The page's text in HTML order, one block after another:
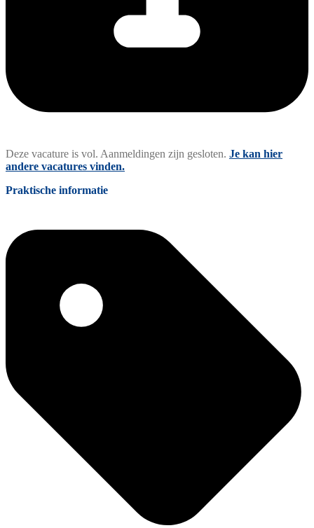
Deze vacature is vol. Aanmeldingen zijn gesloten. Je kan hier
andere vacatures vinden.
Praktische informatie